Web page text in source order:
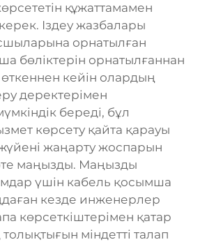
құжаттамамен
Іздеу жазбалары
орнатылған
бөліктерін орнатылғаннан
кейін олардың
деректерімен
береді, бұл
көрсету қайта қарауы
жаңарту жоспарын
маңызды. Маңызды
үшін кабель қосымша
кезде инженерлер
көрсеткіштерімен қатар
міндетті талап